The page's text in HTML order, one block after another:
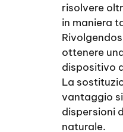
risolvere
in maniera
ottenere
dispositivo
La
vantaggio
dispersioni
naturale.